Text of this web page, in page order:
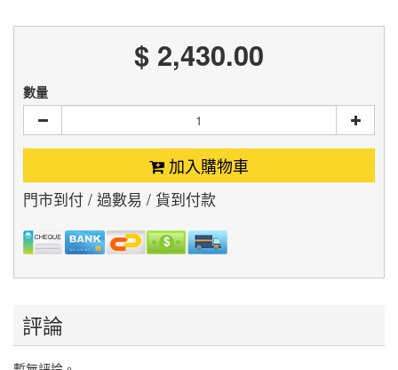
$ 2,430.00
數量
加入購物車
門市到付 / 過數易 / 貨到付款
評論